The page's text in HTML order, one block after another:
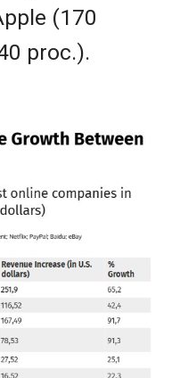
(170
proc.).